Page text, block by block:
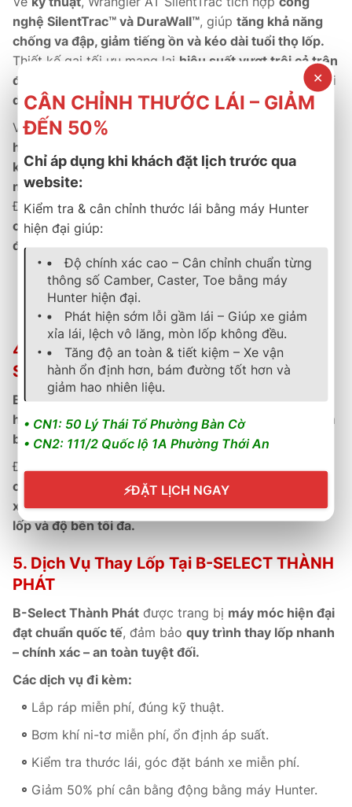
nghệ SilentTrac™ và DuraWall™, giúp tăng khả năng
chống va đập, giảm tiếng ồn và kéo dài tuổi thọ lốp.
Thiết kế gai tối ưu mang lại hiệu suất vượt trội cả trên
đường nhựa lẫn off-road
giảm rung lắc khi
di chuyển trên địa hình gồ ghề.
Vềthương mại,
hành chính hãng 5 năm
khắp toàn quốc , đảm bảodịch vụ hậu mãi chuyên
nghiệp và đáng tin cậy.
Đây là dòng lốp được nhiều hãng SUV và bán tải cao
cấp chọn làm lốp nguyên bản (OE)
định và độ bền vượt trội.
Lốp All-Terrain hoàn hảo – Êm trên phố, bền trên mọi
địa hình.
4. Chính Sách Bảo Hành & Hậu Mãi Tại B-
SELECT THÀNH PHÁT
B-Select Thành Phátphân phốilốp Goodyear chính
hãng, cóphiếu bảo hành điện tử,kích hoạt online
, và
bảo hành 5 nămtheo tiêu chuẩn Goodyear Việt Nam.
Đội ngũkỹ thuật viên đạt chứng chỉ Goodyear toàn
cầu
kiểm tra định kỳ,cân chỉnh góc đặt bánh
xevàbảo dưỡng chuyên sâu, giúpduy trì hiệu suất
lốp và độ bền tối đa.
5. Dịch Vụ Thay Lốp Tại B-SELECT THÀNH
PHÁT
B-Select Thành Phát được trang bị máy móc hiện đại
đạt chuẩn quốc tế, đảm bảo quy trình thay lốp nhanh
– chính xác – an toàn tuyệt đối.
Các dịch vụ đi kèm:
Lắp ráp miễn phí, đúng kỹ thuật.
Bơm khí ni-tơ miễn phí, ổn định áp suất.
Kiểm tra thước lái, góc đặt bánh xe miễn phí.
Giảm 50% phí cân bằng động bằng máy Hunter.
✕
CÂN CHỈNH THƯỚC LÁI – GIẢM
ĐẾN 50%
Chỉ áp dụng khi khách đặt lịch trước qua
website:
Kiểm tra & cân chỉnh thước lái bằng máy Hunter
hiện đại giúp:
Độ chính xác cao – Cân chỉnh chuẩn từng
thông số Camber, Caster, Toe bằng máy
Hunter hiện đại.
Phát hiện sớm lỗi gầm lái – Giúp xe giảm
xỉa lái, lệch vô lăng, mòn lốp không đều.
Tăng độ an toàn & tiết kiệm – Xe vận
hành ổn định hơn, bám đường tốt hơn và
giảm hao nhiên liệu.
• CN1: 50 Lý Thái Tổ Phường Bàn Cờ
• CN2: 111/2 Quốc lộ 1A Phường Thới An
⚡ĐẶT LỊCH NGAY